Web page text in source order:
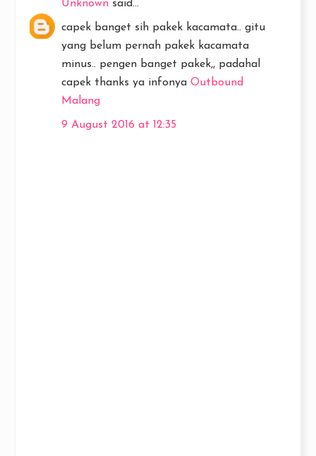
Unknown said...
capek banget sih pakek kacamata.. gitu
yang belum pernah pakek kacamata
minus.. pengen banget pakek,, padahal
capek thanks ya infonya Outbound
Malang
9 August 2016 at 12:35